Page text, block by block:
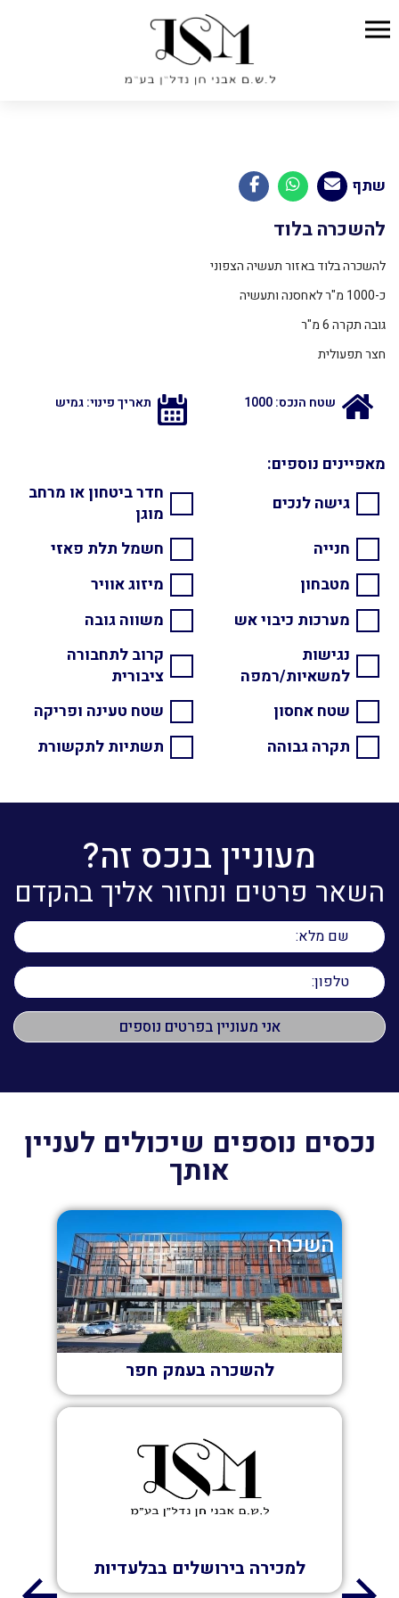
להשכרה בלוד
להשכרה בלוד באזור תעשיה הצפוני
כ-1000 מ"ר לאחסנה ותעשיה
גובה תקרה 6 מ"ר
חצר תפעולית
שטח הנכס: 1000 תאריך פינוי: גמיש
שתף
מאפיינים נוספים:
גישה לנכים
חדר ביטחון או מרחב
מוגן
חנייה
חשמל תלת פאזי
מטבחון
מיזוג אוויר
מערכות כיבוי אש
משווה גובה
נגישות
למשאיות/רמפה
קרוב לתחבורה
ציבורית
שטח אחסון
שטח טעינה ופריקה
תקרה גבוהה
תשתיות לתקשורת
מעוניין בנכס זה?
השאר פרטים ונחזור אליך בהקדם
נכסים נוספים שיכולים לעניין
אותך
השכרה
להשכרה בעמק חפר
למכירה בירושלים בבלעדיות